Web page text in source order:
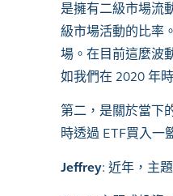
是擁有二級市場流
級市場活動的比率
場。在目前這麼波
如我們在 2020 年
第二，是關於當下
時透過 ETF買入一
Jeffrey: 近年，主